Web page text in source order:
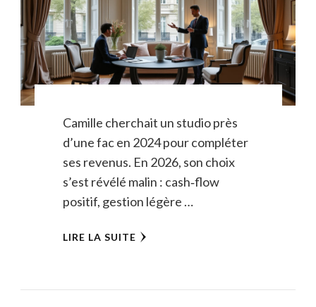
Camille cherchait un studio près
d’une fac en 2024 pour compléter
ses revenus. En 2026, son choix
s’est révélé malin : cash‑flow
positif, gestion légère …
LIRE LA SUITE